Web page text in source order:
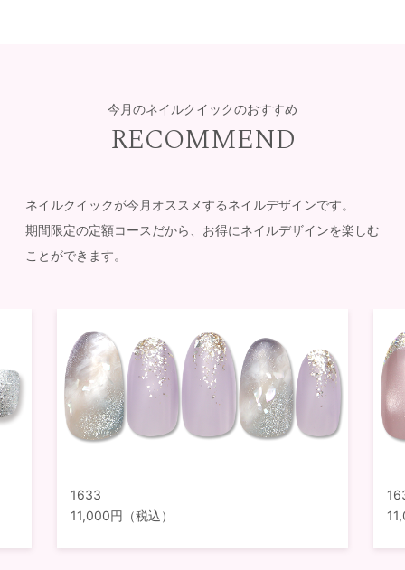
今月のネイルクイックのおすすめ
RECOMMEND
ネイルクイックが今月オススメするネイルデザインです。
期間限定の定額コースだから、お得にネイルデザインを楽しむ
ことができます。
1633
11,000円（税込）